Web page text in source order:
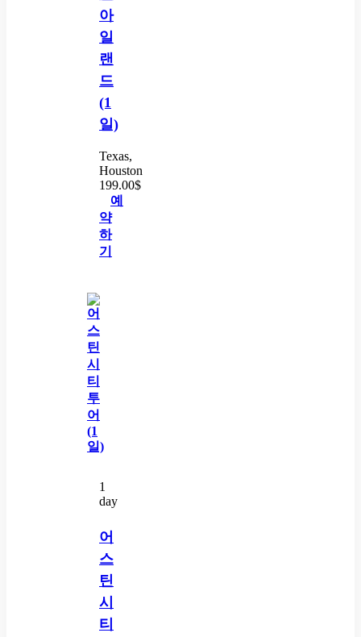
아
일
랜
드
(1
일)
Texas,
Houston
199.00$
예
약
하
기
1
day
어
스
틴
시
티